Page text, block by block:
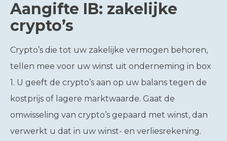
Aangifte IB: zakelijke
crypto’s
Crypto’s die tot uw zakelijke vermogen behoren,
tellen mee voor uw winst uit onderneming in box
1. U geeft de crypto’s aan op uw balans tegen de
kostprijs of lagere marktwaarde. Gaat de
omwisseling van crypto’s gepaard met winst, dan
verwerkt u dat in uw winst- en verliesrekening.